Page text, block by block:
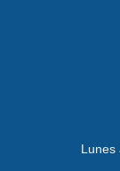
Lunes